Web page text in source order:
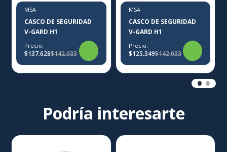
MSA
CASCO DE SEGURIDAD
V-GARD H1
Precio:
$137.628$142.033
MSA
CASCO DE SEGURIDAD
V-GARD H1
Precio:
$125.349$142.033
Podría interesarte